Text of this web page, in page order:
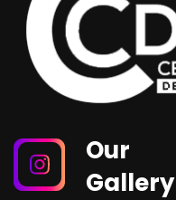
Our
Gallery